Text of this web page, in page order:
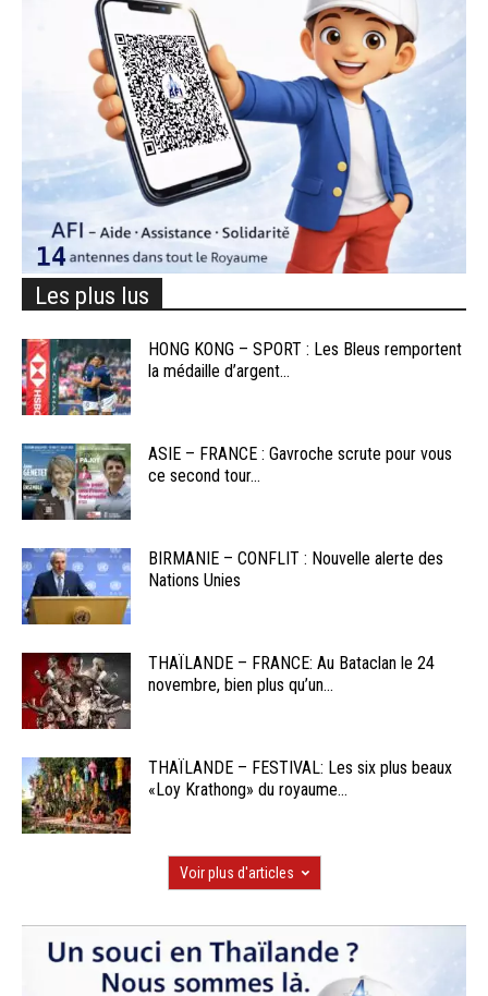
Les plus lus
HONG KONG – SPORT : Les Bleus remportent
la médaille d’argent...
ASIE – FRANCE : Gavroche scrute pour vous
ce second tour...
BIRMANIE – CONFLIT : Nouvelle alerte des
Nations Unies
THAÏLANDE – FRANCE: Au Bataclan le 24
novembre, bien plus qu’un...
THAÏLANDE – FESTIVAL: Les six plus beaux
«Loy Krathong» du royaume...
Voir plus d'articles